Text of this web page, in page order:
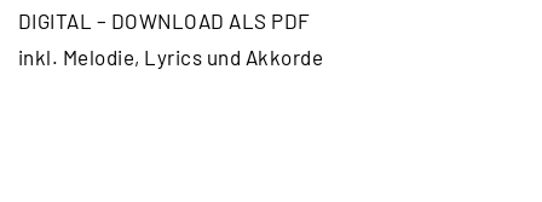
wild
Menge
DIGITAL – DOWNLOAD ALS PDF
inkl. Melodie, Lyrics und Akkorde